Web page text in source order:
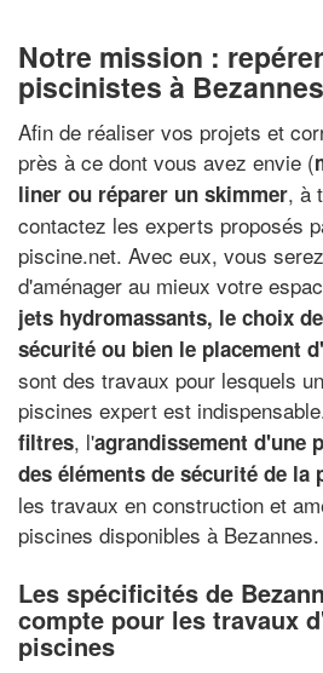
Notre mission :
piscinistes à Bezannes
Afin de réaliser vos projets et
près à ce dont vous avez envie (
liner ou réparer un skimmer, à
contactez les experts proposés
piscine.net. Avec eux, vous
d'aménager au mieux votre
jets hydromassants, le choix
sécurité ou bien le placement
sont des travaux pour lesquels
piscines expert est
filtres, l'agrandissement d'une
des éléments de sécurité de la
les travaux en construction et
piscines disponibles à Bezannes.
Les spécificités de
compte pour les travaux
piscines